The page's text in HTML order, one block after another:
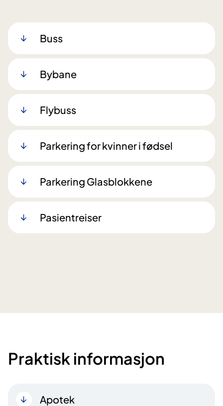
Buss
Bybane
Flybuss
Parkering for kvinner i fødsel
Parkering Glasblokkene
Pasientreiser
Praktisk informasjon
Apotek